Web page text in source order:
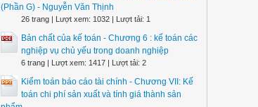
(Phần G) - Nguyễn Văn Thịnh
26 trang | Lượt xem: 1032 | Lượt tải: 1
Bản chất của kế toán - Chương 6 : kế toán các
nghiệp vụ chủ yếu trong doanh nghiệp
6 trang | Lượt xem: 1417 | Lượt tải: 2
Kiểm toán báo cáo tài chính - Chương VII: Kế
toán chi phí sản xuất và tính giá thành sản